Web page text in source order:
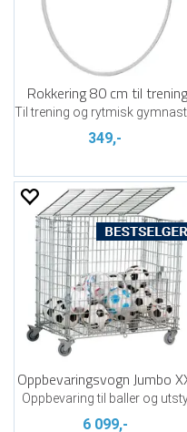
Rokkering 80 cm til trening
349,-
Oppbevaringsvogn Jumbo
Oppbevaring til baller og
6 099,-